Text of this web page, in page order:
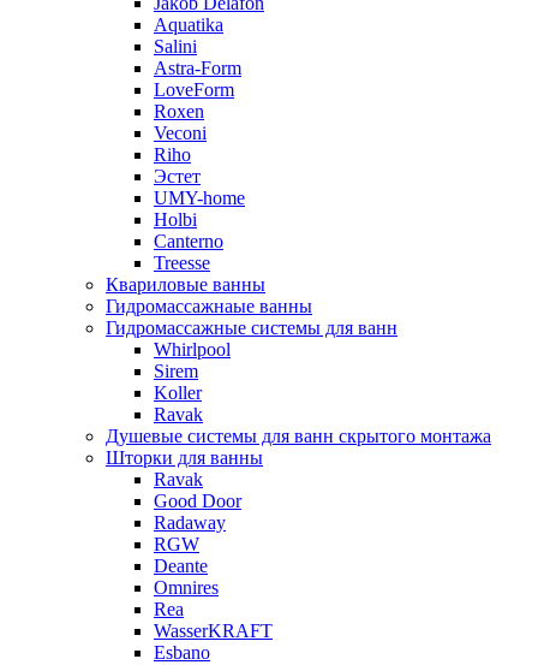
Aquatika
Salini
Astra-Form
LoveForm
Roxen
Veconi
Riho
Эстет
UMY-home
Holbi
Canterno
Treesse
Квариловые ванны
Гидромассажнаые ванны
Гидромассажные системы для ванн
Whirlpool
Sirem
Koller
Ravak
Душевые системы для ванн скрытого монтажа
Шторки для ванны
Ravak
Good Door
Radaway
RGW
Deante
Omnires
Rea
WasserKRAFT
Esbano